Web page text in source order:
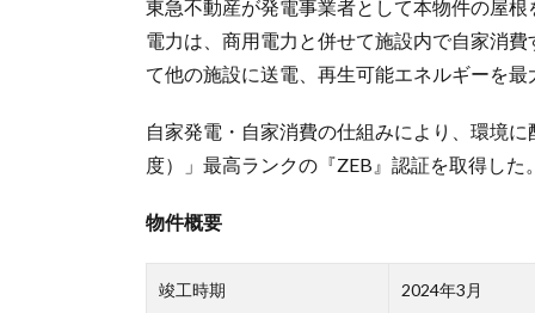
東急不動産が発電事業者として本物件の屋
電力は、商用電力と併せて施設内で自家消
て他の施設に送電、再生可能エネルギーを最
自家発電・自家消費の仕組みにより、環境
度）」最高ランクの『ZEB』認証を取得し
物件概要
竣工時期 2024年3月